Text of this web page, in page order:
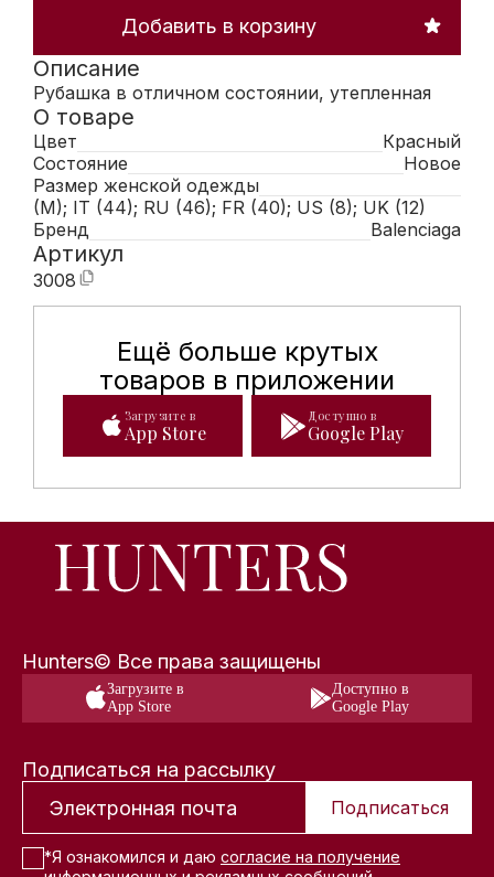
Добавить в корзину
Описание
Рубашка в отличном состоянии, утепленная
О товаре
Цвет
Красный
Состояние
Новое
Размер женской одежды
(M); IT (44); RU (46); FR (40); US (8); UK (12)
Бренд
Balenciaga
Артикул
3008
Ещё больше крутых
товаров в приложении
Мобильное приложение
Загрузите в
App Store
Доступно в
Google Play
Hunters© Все права защищены
Загрузите в
App Store
Доступно в
Google Play
Подписаться на рассылку
Подписаться
*Я ознакомился и даю согласие на получение